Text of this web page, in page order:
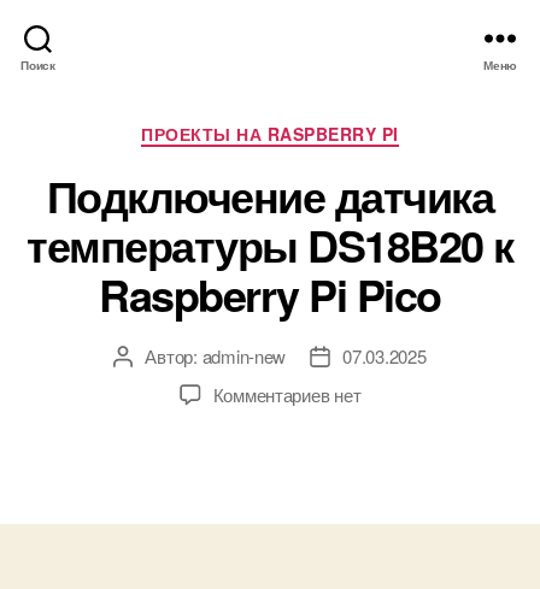
Поиск Меню
Р
у
б
р
и
к
и
ПРОЕКТЫ НА RASPBERRY PI
Подключение датчика
температуры DS18B20 к
Raspberry Pi Pico
А Автор: admin-new
Д
т
07.03.2025
Комментариевк
с
нет